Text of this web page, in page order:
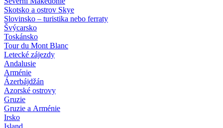
Skotsko a ostrov Skye
Slovinsko – turistika nebo ferraty
Švýcarsko
Toskánsko
Tour du Mont Blanc
Letecké zájezdy
Andalusie
Arménie
Ázerbájdžán
Azorské ostrovy
Gruzie
Gruzie a Arménie
Irsko
Island